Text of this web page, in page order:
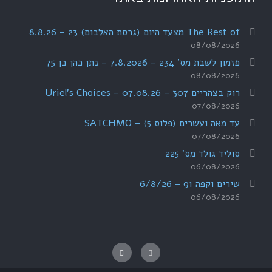
The Rest of מצעד היום (גרסת האלבום) 23 – 8.8.26
08/08/2026
פזמון לשבת מס' 234 – 7.8.2026 – נתן כהן בן 75
08/08/2026
רוק בצהריים 307 – 07.08.26 – Uriel's Choices
07/08/2026
עד מאה ועשרים (פלוס 5) – SATCHMO
07/08/2026
סוליד גולד מס' 225
06/08/2026
שירים וקפה 91 – 6/8/26
06/08/2026